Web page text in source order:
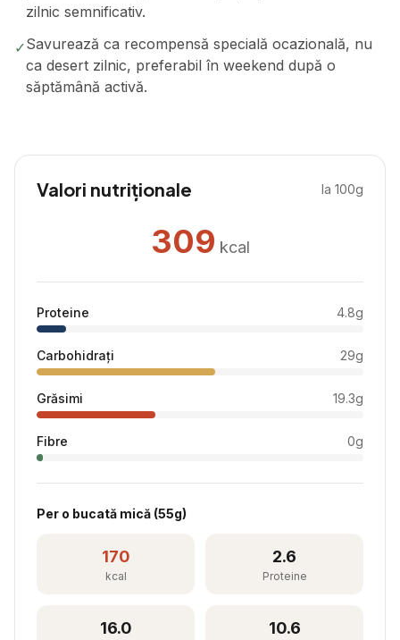
zilnic semnificativ.
✓Savurează ca recompensă specială ocazională, nu
ca desert zilnic, preferabil în weekend după o
săptămână activă.
Valori nutriționale la 100g
309 kcal
Proteine 4.8g
Carbohidrați 29g
Grăsimi 19.3g
Fibre 0g
Per o bucată mică (55g)
170
kcal
2.6
Proteine
16.0 10.6